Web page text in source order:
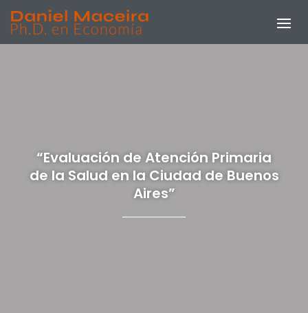
“Evaluación de Atención Primaria
de la Salud en la Ciudad de Buenos
Aires”